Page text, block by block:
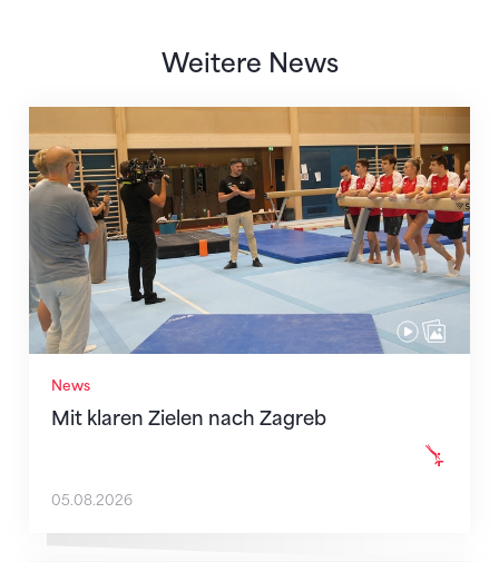
Weitere News
News
Mit klaren Zielen nach Zagreb
Mit klaren Zielen nach Zagreb
05.08.2026